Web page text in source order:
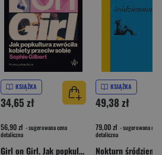
KSIĄŻKA
34,65 zł
56,90 zł - sugerowana cena
detaliczna
Girl on Girl. Jak popkultura zwróciła kobiety przeciw sobie
KSIĄŻKA
49,38 zł
79,00 zł - sugerowana cena
detaliczna